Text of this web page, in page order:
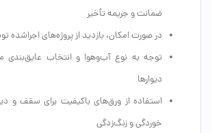
ضمانت و جریمه تأخیر
در صورت امکان، بازدید از پروژه‌های اجراشده
توجه به نوع آب‌وهوا و انتخاب
دیوارها
استفاده از ورق‌های باکیفیت برای سقف و
خوردگی و زنگ‌زدگی